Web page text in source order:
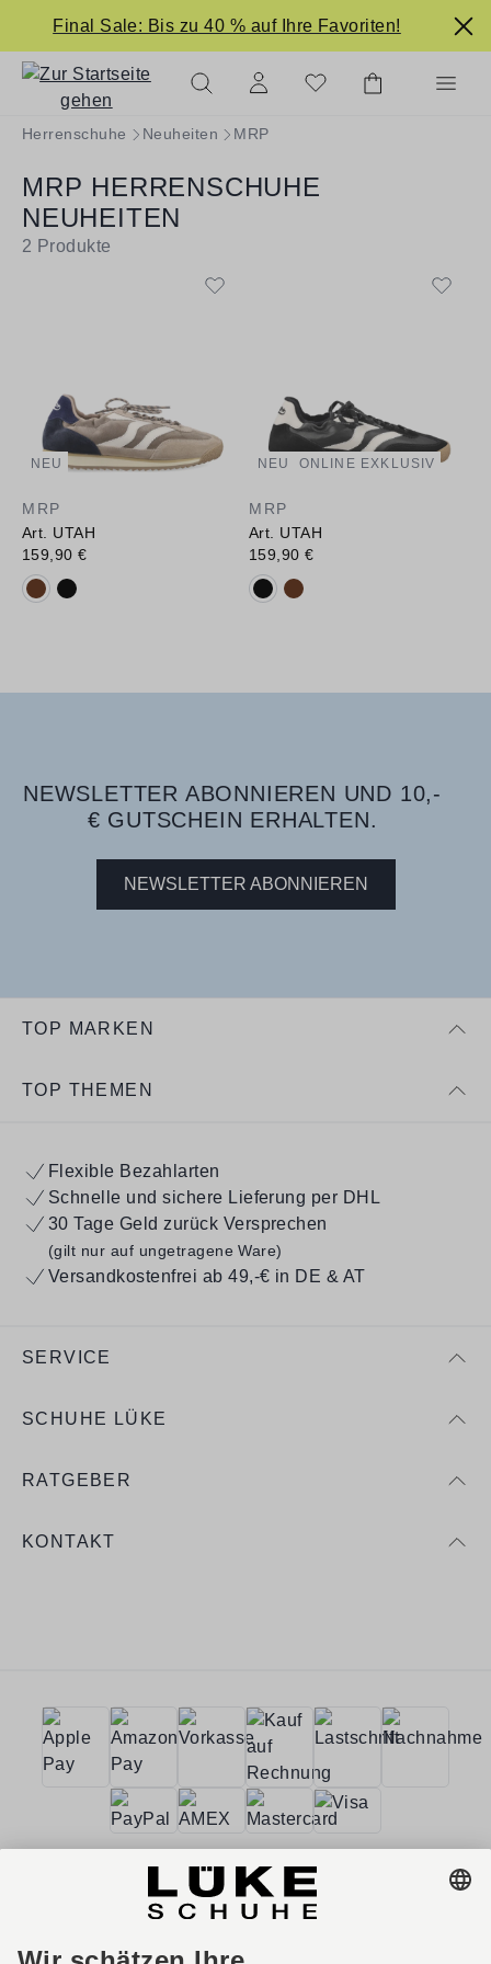
springen
Final Sale: Bis zu 40 % auf Ihre Favoriten!
Herrenschuhe Neuheiten MRP
MRP HERRENSCHUHE
NEUHEITEN
2 Produkte
NEU
MRP
Art. UTAH
159,90 €
Verfügbare Farbvarianten:
NEU ONLINE EXKLUSIV
MRP
Art. UTAH
159,90 €
Verfügbare Farbvarianten:
NEWSLETTER ABONNIEREN UND 10,-
€ GUTSCHEIN ERHALTEN.
NEWSLETTER ABONNIEREN
TOP MARKEN
TOP THEMEN
Flexible Bezahlarten
Schnelle und sichere Lieferung per DHL
30 Tage Geld zurück Versprechen
(gilt nur auf ungetragene Ware)
Versandkostenfrei ab 49,-€ in DE & AT
SERVICE
SCHUHE LÜKE
RATGEBER
KONTAKT